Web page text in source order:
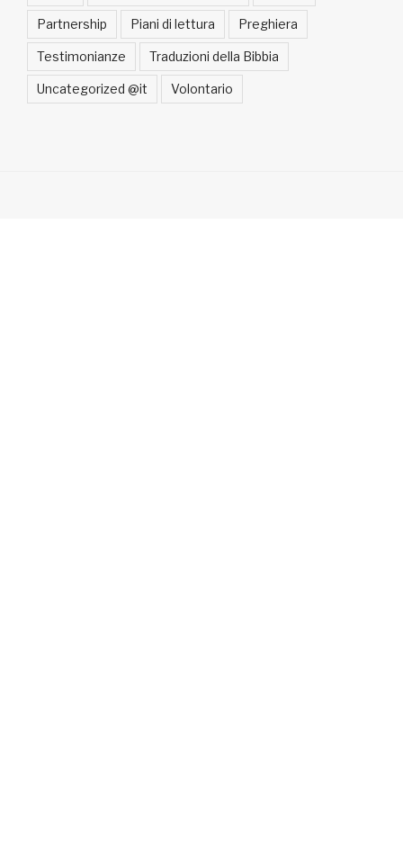
Partnership Piani di lettura Preghiera
Testimonianze Traduzioni della Bibbia
Uncategorized @it Volontario